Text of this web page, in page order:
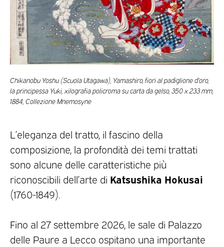
Chikanobu Yoshu (Scuola Utagawa), Yamashiro, fiori al padiglione d’oro,
la principessa Yuki, xilografia policroma su carta da gelso, 350 x 233 mm,
1884, Collezione Mnemosyne
L’eleganza del tratto, il fascino della
composizione, la profondità dei temi trattati
sono alcune delle caratteristiche più
riconoscibili dell’arte di Katsushika Hokusai
(1760-1849).
Fino al 27 settembre 2026, le sale di Palazzo
delle Paure a Lecco ospitano una importante